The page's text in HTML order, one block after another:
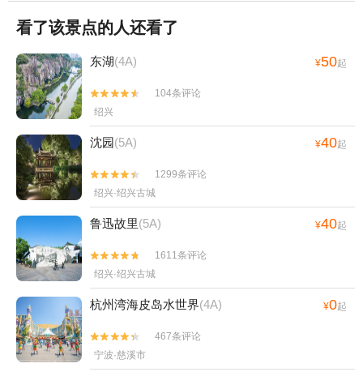
看了该景点的人还看了
东湖(4A) ¥50起


104条评论
绍兴
沈园(5A) ¥40起


1299条评论
绍兴·绍兴古城
鲁迅故里(5A) ¥40起


1611条评论
绍兴·绍兴古城
杭州湾海皮岛水世界(4A) ¥0起


467条评论
宁波·慈溪市